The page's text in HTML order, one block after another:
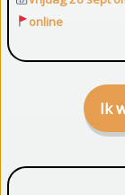
online
Ik